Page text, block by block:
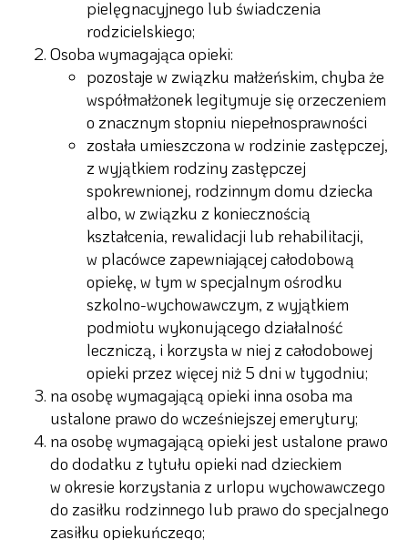
pielęgnacyjnego lub świadczenia
rodzicielskiego;
Osoba wymagająca opieki:
pozostaje w związku małżeńskim, chyba że
współmałżonek legitymuje się orzeczeniem
o znacznym stopniu niepełnosprawności
została umieszczona w rodzinie zastępczej,
z wyjątkiem rodziny zastępczej
spokrewnionej, rodzinnym domu dziecka
albo, w związku z koniecznością
kształcenia, rewalidacji lub rehabilitacji,
w placówce zapewniającej całodobową
opiekę, w tym w specjalnym ośrodku
szkolno-wychowawczym, z wyjątkiem
podmiotu wykonującego działalność
leczniczą, i korzysta w niej z całodobowej
opieki przez więcej niż 5 dni w tygodniu;
na osobę wymagającą opieki inna osoba ma
ustalone prawo do wcześniejszej emerytury;
na osobę wymagającą opieki jest ustalone prawo
do dodatku z tytułu opieki nad dzieckiem
w okresie korzystania z urlopu wychowawczego
do zasiłku rodzinnego lub prawo do specjalnego
zasiłku opiekuńczego;